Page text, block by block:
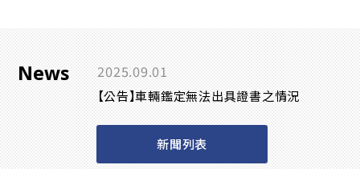
News 2025.09.01
【公告】車輛鑑定無法出具證書之情況
新聞列表